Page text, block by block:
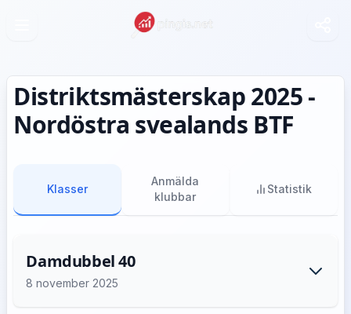
Distriktsmästerskap 2025 -
Nordöstra svealands BTF
Klasser
Anmälda
klubbar
Statistik
Damdubbel 40
8 november 2025